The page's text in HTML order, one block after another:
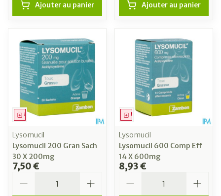
Ajouter au panier Ajouter au panier
Médicament
Lysomucil
Lysomucil 200 Gran Sach
30 X 200mg
7,50 €
Médicament
Lysomucil
Lysomucil 600 Comp Eff
14 X 600mg
8,93 €